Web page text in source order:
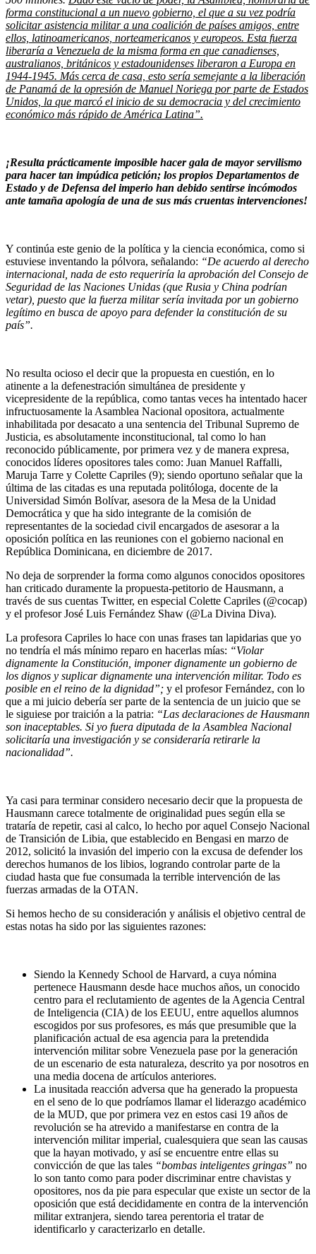
forma constitucional a un nuevo gobierno, el que a su vez podría
solicitar asistencia militar a una coalición de países amigos, entre
ellos, latinoamericanos, norteamericanos y europeos. Esta fuerza
liberaría a Venezuela de la misma forma en que canadienses,
australianos, británicos y estadounidenses liberaron a Europa en
1944-1945. Más cerca de casa, esto sería semejante a la liberación
de Panamá de la opresión de Manuel Noriega por parte de Estados
Unidos, la que marcó el inicio de su democracia y del crecimiento
económico más rápido de América Latina”.
¡Resulta prácticamente imposible hacer gala de mayor servilismo
para hacer tan impúdica petición; los propios Departamentos de
Estado y de Defensa del imperio han debido sentirse incómodos
ante tamaña apología de una de sus más cruentas intervenciones!
Y continúa este genio de la política y la ciencia económica, como si
estuviese inventando la pólvora, señalando: “De acuerdo al derecho
internacional, nada de esto requeriría la aprobación del Consejo de
Seguridad de las Naciones Unidas (que Rusia y China podrían
vetar), puesto que la fuerza militar sería invitada por un gobierno
legítimo en busca de apoyo para defender la constitución de su
país”.
No resulta ocioso el decir que la propuesta en cuestión, en lo
atinente a la defenestración simultánea de presidente y
vicepresidente de la república, como tantas veces ha intentado hacer
infructuosamente la Asamblea Nacional opositora, actualmente
inhabilitada por desacato a una sentencia del Tribunal Supremo de
Justicia, es absolutamente inconstitucional, tal como lo han
reconocido públicamente, por primera vez y de manera expresa,
conocidos líderes opositores tales como: Juan Manuel Raffalli,
Maruja Tarre y Colette Capriles (9); siendo oportuno señalar que la
última de las citadas es una reputada politóloga, docente de la
Universidad Simón Bolívar, asesora de la Mesa de la Unidad
Democrática y que ha sido integrante de la comisión de
representantes de la sociedad civil encargados de asesorar a la
oposición política en las reuniones con el gobierno nacional en
República Dominicana, en diciembre de 2017.
No deja de sorprender la forma como algunos conocidos opositores
han criticado duramente la propuesta-petitorio de Hausmann, a
través de sus cuentas Twitter, en especial Colette Capriles (@cocap)
y el profesor José Luis Fernández Shaw (@La Divina Diva).
La profesora Capriles lo hace con unas frases tan lapidarias que yo
no tendría el más mínimo reparo en hacerlas mías: “Violar
dignamente la Constitución, imponer dignamente un gobierno de
los dignos y suplicar dignamente una intervención militar. Todo es
posible en el reino de la dignidad”; y el profesor Fernández, con lo
que a mi juicio debería ser parte de la sentencia de un juicio que se
le siguiese por traición a la patria: “Las declaraciones de Hausmann
son inaceptables. Si yo fuera diputada de la Asamblea Nacional
solicitaría una investigación y se consideraría retirarle la
nacionalidad”.
Ya casi para terminar considero necesario decir que la propuesta de
Hausmann carece totalmente de originalidad pues según ella se
trataría de repetir, casi al calco, lo hecho por aquel Consejo Nacional
de Transición de Libia, que establecido en Bengasi en marzo de
2012, solicitó la invasión del imperio con la excusa de defender los
derechos humanos de los libios, logrando controlar parte de la
ciudad hasta que fue consumada la terrible intervención de las
fuerzas armadas de la OTAN.
Si hemos hecho de su consideración y análisis el objetivo central de
estas notas ha sido por las siguientes razones:
Siendo la Kennedy School de Harvard, a cuya nómina
pertenece Hausmann desde hace muchos años, un conocido
centro para el reclutamiento de agentes de la Agencia Central
de Inteligencia (CIA) de los EEUU, entre aquellos alumnos
escogidos por sus profesores, es más que presumible que la
planificación actual de esa agencia para la pretendida
intervención militar sobre Venezuela pase por la generación
de un escenario de esta naturaleza, descrito ya por nosotros en
una media docena de artículos anteriores.
La inusitada reacción adversa que ha generado la propuesta
en el seno de lo que podríamos llamar el liderazgo académico
de la MUD, que por primera vez en estos casi 19 años de
revolución se ha atrevido a manifestarse en contra de la
intervención militar imperial, cualesquiera que sean las causas
que la hayan motivado, y así se encuentre entre ellas su
convicción de que las tales “bombas inteligentes gringas” no
lo son tanto como para poder discriminar entre chavistas y
opositores, nos da pie para especular que existe un sector de la
oposición que está decididamente en contra de la intervención
militar extranjera, siendo tarea perentoria el tratar de
identificarlo y caracterizarlo en detalle.